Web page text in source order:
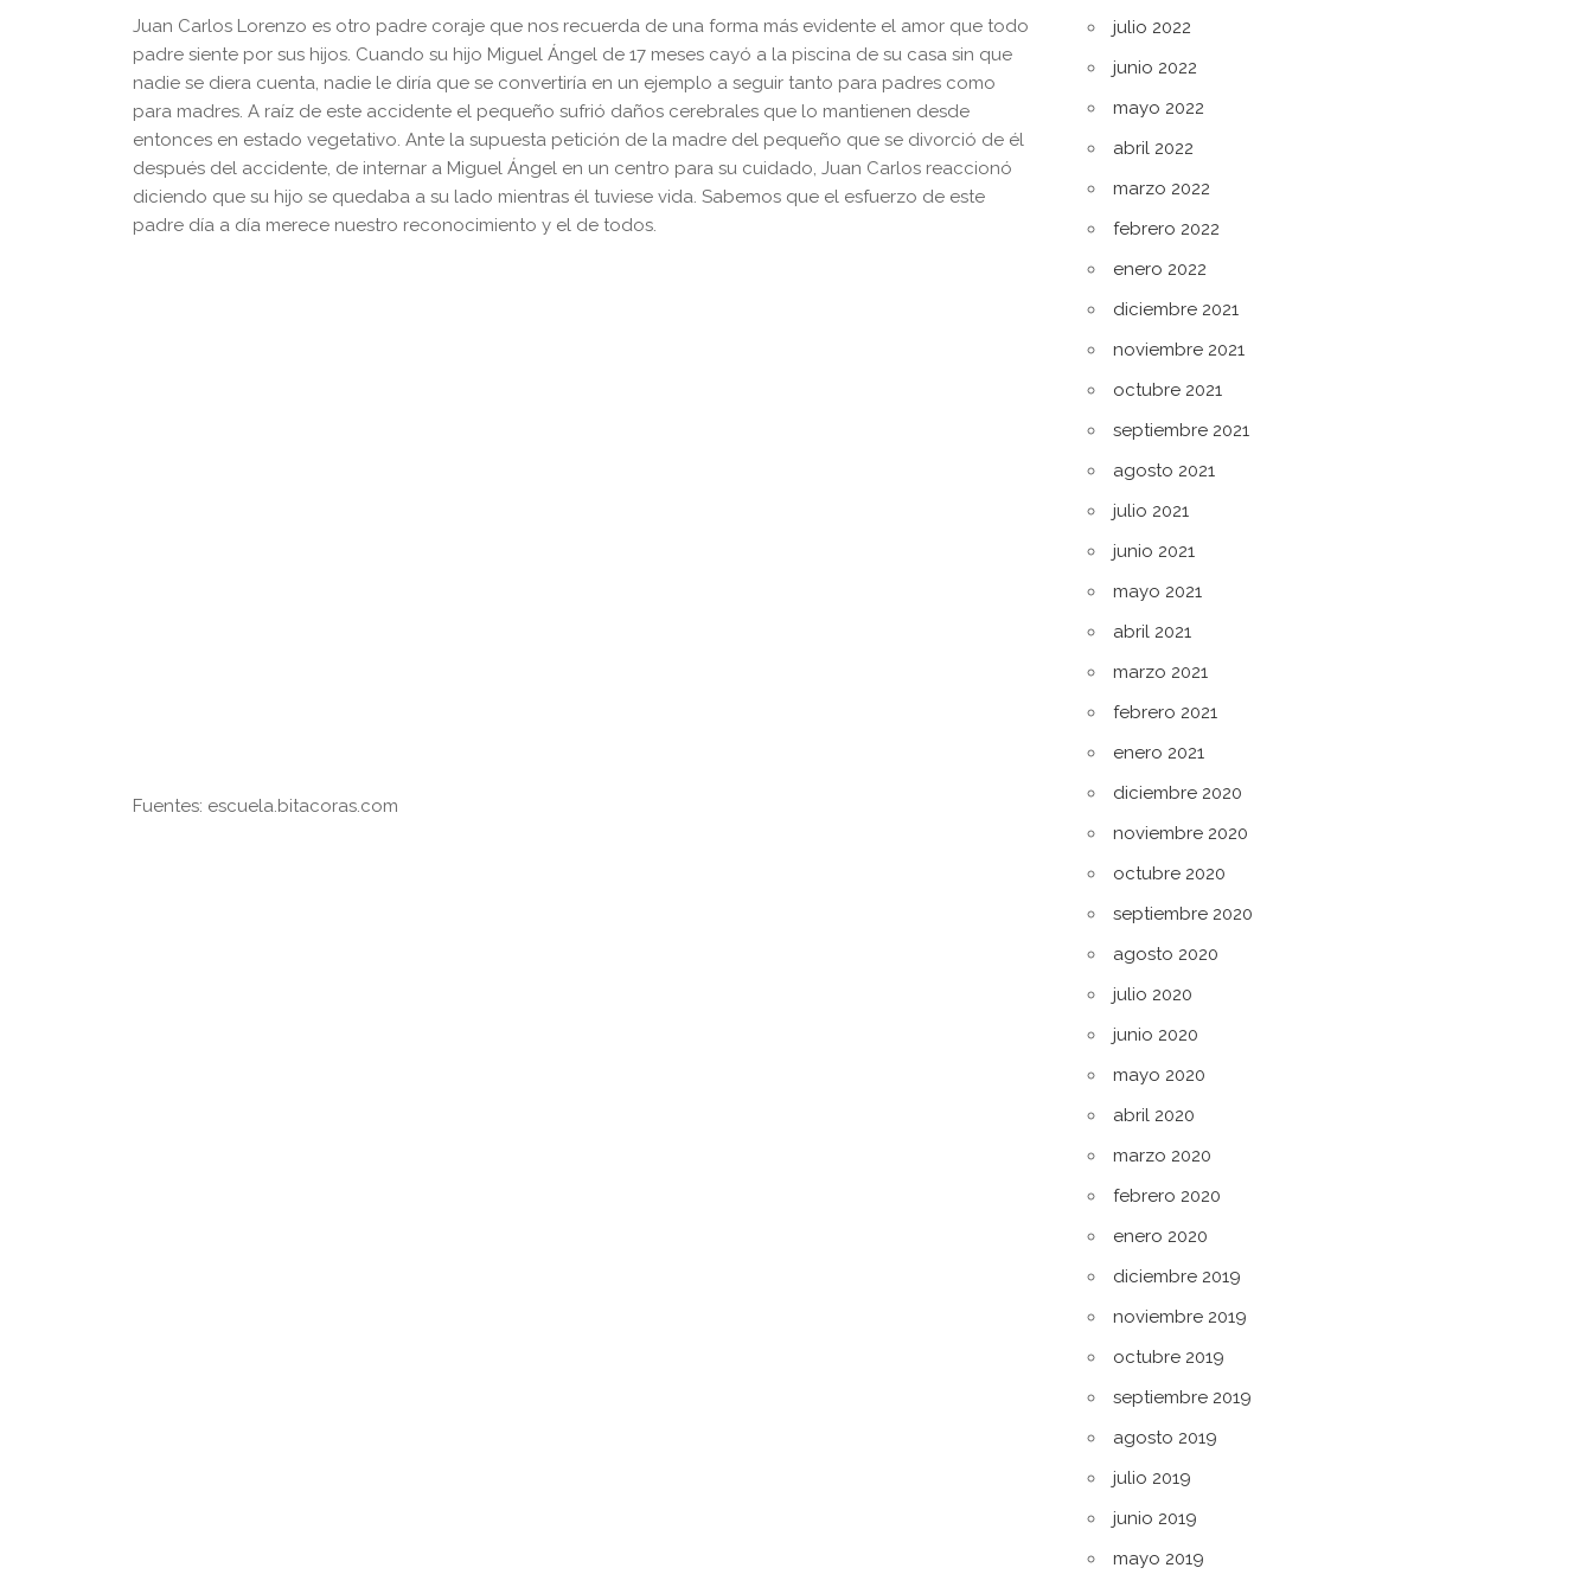
Juan Carlos Lorenzo es otro padre coraje que nos recuerda de una forma más evidente el amor que todo
padre siente por sus hijos. Cuando su hijo Miguel Ángel de 17 meses cayó a la piscina de su casa sin que
nadie se diera cuenta, nadie le diría que se convertiría en un ejemplo a seguir tanto para padres como
para madres. A raíz de este accidente el pequeño sufrió daños cerebrales que lo mantienen desde
entonces en estado vegetativo. Ante la supuesta petición de la madre del pequeño que se divorció de él
después del accidente, de internar a Miguel Ángel en un centro para su cuidado, Juan Carlos reaccionó
diciendo que su hijo se quedaba a su lado mientras él tuviese vida. Sabemos que el esfuerzo de este
padre día a día merece nuestro reconocimiento y el de todos.
Fuentes: escuela.bitacoras.com
julio 2022
junio 2022
mayo 2022
abril 2022
marzo 2022
febrero 2022
enero 2022
diciembre 2021
noviembre 2021
octubre 2021
septiembre 2021
agosto 2021
julio 2021
junio 2021
mayo 2021
abril 2021
marzo 2021
febrero 2021
enero 2021
diciembre 2020
noviembre 2020
octubre 2020
septiembre 2020
agosto 2020
julio 2020
junio 2020
mayo 2020
abril 2020
marzo 2020
febrero 2020
enero 2020
diciembre 2019
noviembre 2019
octubre 2019
septiembre 2019
agosto 2019
julio 2019
junio 2019
mayo 2019